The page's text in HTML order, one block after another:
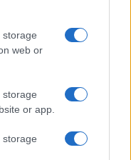
storage
web or
storage
or app.
storage
dolore: storia e